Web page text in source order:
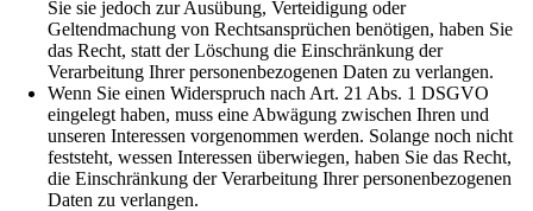
Sie sie jedoch zur Ausübung, Verteidigung oder
Geltendmachung von Rechtsansprüchen benötigen, haben Sie
das Recht, statt der Löschung die Einschränkung der
Verarbeitung Ihrer personenbezogenen Daten zu verlangen.
Wenn Sie einen Widerspruch nach Art. 21 Abs. 1 DSGVO
eingelegt haben, muss eine Abwägung zwischen Ihren und
unseren Interessen vorgenommen werden. Solange noch nicht
feststeht, wessen Interessen überwiegen, haben Sie das Recht,
die Einschränkung der Verarbeitung Ihrer personenbezogenen
Daten zu verlangen.